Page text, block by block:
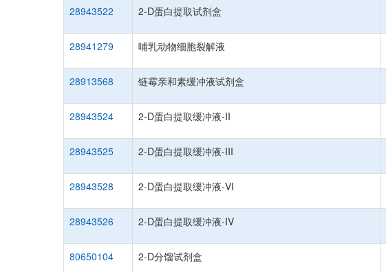
28943522 2-D蛋白提取试剂盒
28941279 哺乳动物细胞裂解液
28913568 链霉亲和素缓冲液试剂盒
28943524 2-D蛋白提取缓冲液-II
28943525 2-D蛋白提取缓冲液-III
28943528 2-D蛋白提取缓冲液-VI
28943526 2-D蛋白提取缓冲液-IV
80650104 2-D分馏试剂盒